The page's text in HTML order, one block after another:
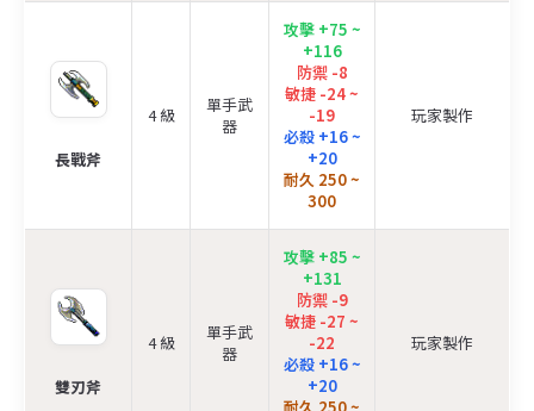
長戰斧
4 級
單手武
器
攻擊 +75 ~
+116
防禦 -8
敏捷 -24 ~
-19
必殺 +16 ~
+20
耐久 250 ~
300
玩家製作
雙刃斧
4 級
單手武
器
攻擊 +85 ~
+131
防禦 -9
敏捷 -27 ~
-22
必殺 +16 ~
+20
耐久 250 ~
玩家製作